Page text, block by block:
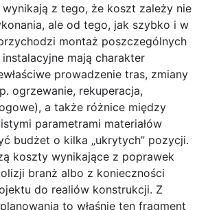
z tego, że koszt zależy nie
ale od tego, jak szybko i w
montaż poszczególnych
mają charakter
prowadzenie tras, zmiany
ogrzewanie, rekuperacja,
a także różnice między
parametrami materiałów
budżet o kilka „ukrytych” pozycji.
koszty wynikające z poprawek
branż albo z konieczności
do realiów konstrukcji. Z
to właśnie ten fragment